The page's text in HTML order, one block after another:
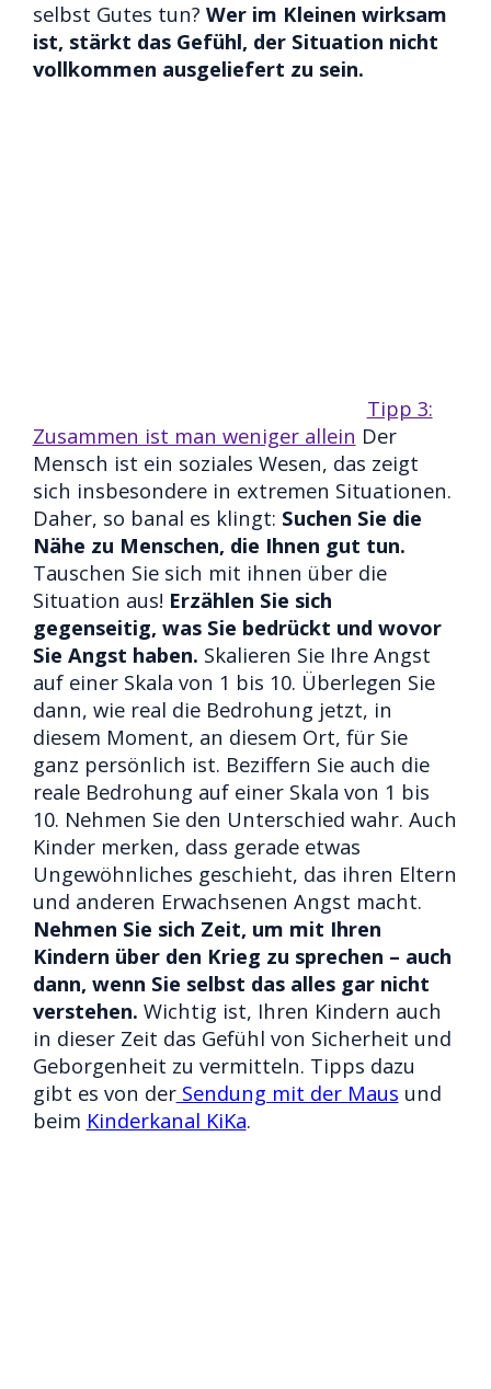
selbst Gutes tun? Wer im Kleinen wirksam
ist, stärkt das Gefühl, der Situation nicht
vollkommen ausgeliefert zu sein.
Tipp 3:
Zusammen ist man weniger allein Der
Mensch ist ein soziales Wesen, das zeigt
sich insbesondere in extremen Situationen.
Daher, so banal es klingt: Suchen Sie die
Nähe zu Menschen, die Ihnen gut tun.
Tauschen Sie sich mit ihnen über die
Situation aus! Erzählen Sie sich
gegenseitig, was Sie bedrückt und wovor
Sie Angst haben. Skalieren Sie Ihre Angst
auf einer Skala von 1 bis 10. Überlegen Sie
dann, wie real die Bedrohung jetzt, in
diesem Moment, an diesem Ort, für Sie
ganz persönlich ist. Beziffern Sie auch die
reale Bedrohung auf einer Skala von 1 bis
10. Nehmen Sie den Unterschied wahr. Auch
Kinder merken, dass gerade etwas
Ungewöhnliches geschieht, das ihren Eltern
und anderen Erwachsenen Angst macht.
Nehmen Sie sich Zeit, um mit Ihren
Kindern über den Krieg zu sprechen – auch
dann, wenn Sie selbst das alles gar nicht
verstehen. Wichtig ist, Ihren Kindern auch
in dieser Zeit das Gefühl von Sicherheit und
Geborgenheit zu vermitteln. Tipps dazu
gibt es von derSendung mit der Maus und
beim Kinderkanal KiKa.